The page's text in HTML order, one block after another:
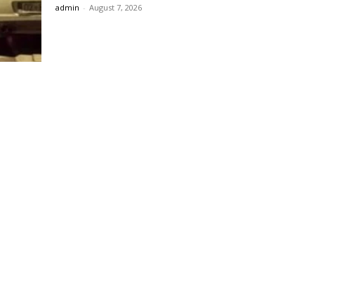
admin - August 7, 2026